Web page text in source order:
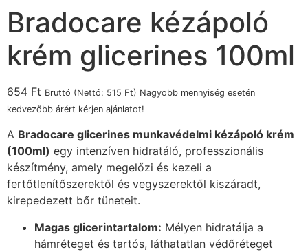
Bradocare kézápoló
krém glicerines 100ml
654 Ft Bruttó (Nettó: 515 Ft) Nagyobb mennyiség esetén
kedvezőbb árért kérjen ajánlatot!
A Bradocare glicerines munkavédelmi kézápoló krém
(100ml) egy intenzíven hidratáló, professzionális
készítmény, amely megelőzi és kezeli a
fertőtlenítőszerektől és vegyszerektől kiszáradt,
kirepedezett bőr tüneteit.
Magas glicerintartalom: Mélyen hidratálja a
hámréteget és tartós, láthatatlan védőréteget